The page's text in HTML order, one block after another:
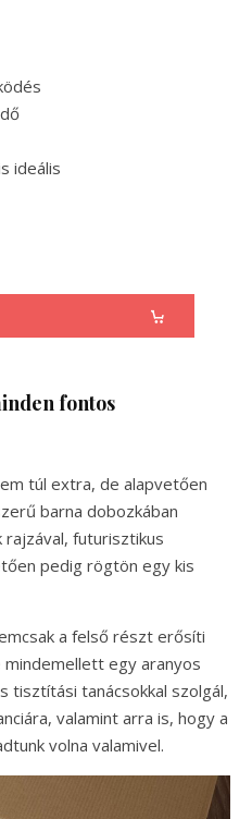
ideális
fontos
túl extra, de alapvetően
barna dobozkában
futurisztikus
pedig rögtön egy kis
a felső részt erősíti
egy aranyos
tisztítási tanácsokkal szolgál,
valamint arra is, hogy a
volna valamivel.